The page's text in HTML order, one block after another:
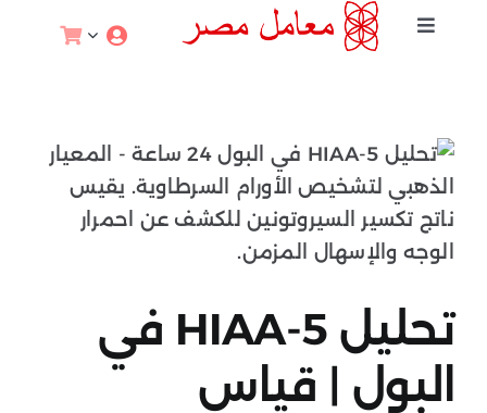
تخطي
Toggle
اختبارات الصحة الجنسية
التغذية والرياضة
اختبارات الوقاية
تحليل 5-HIAA في
البول | قياس